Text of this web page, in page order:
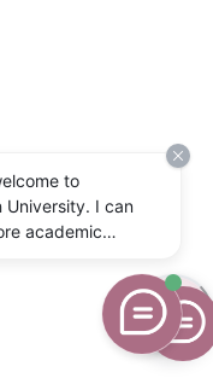
to
I can
academic